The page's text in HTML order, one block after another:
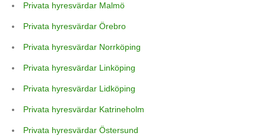
Privata hyresvärdar Malmö
Privata hyresvärdar Örebro
Privata hyresvärdar Norrköping
Privata hyresvärdar Linköping
Privata hyresvärdar Lidköping
Privata hyresvärdar Katrineholm
Privata hyresvärdar Östersund